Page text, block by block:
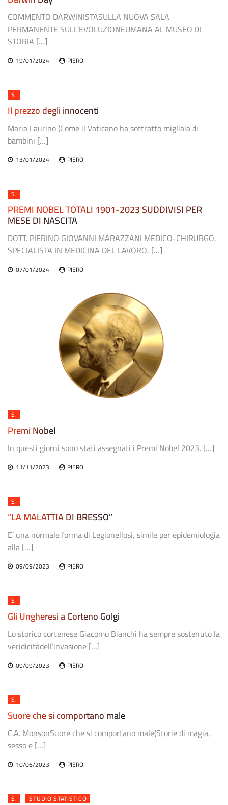
COMMENTO DARWINISTASULLA NUOVA SALA
PERMANENTE SULL’EVOLUZIONEUMANA AL MUSEO DI
STORIA […]
19/01/2024 PIERO
S.
Il prezzo degli innocenti
Maria Laurino (Come il Vaticano ha sottratto migliaia di
bambini […]
13/01/2024 PIERO
S.
PREMI NOBEL TOTALI 1901-2023 SUDDIVISI PER
MESE DI NASCITA
DOTT. PIERINO GIOVANNI MARAZZANI MEDICO-CHIRURGO,
SPECIALISTA IN MEDICINA DEL LAVORO, […]
07/01/2024 PIERO
S.
Premi Nobel
In questi giorni sono stati assegnati i Premi Nobel 2023. […]
11/11/2023 PIERO
S.
“LA MALATTIA DI BRESSO”
E’ una normale forma di Legionellosi, simile per epidemiologia
alla […]
09/09/2023 PIERO
S.
Gli Ungheresi a Corteno Golgi
Lo storico cortenese Giacomo Bianchi ha sempre sostenuto la
veridicitàdell’invasione […]
09/09/2023 PIERO
S.
Suore che si comportano male
C.A. MonsonSuore che si comportano male(Storie di magia,
sesso e […]
10/06/2023 PIERO
S. STUDIO STATISTICO